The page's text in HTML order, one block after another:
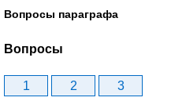
Вопросы параграфа
Вопросы
1 2 3